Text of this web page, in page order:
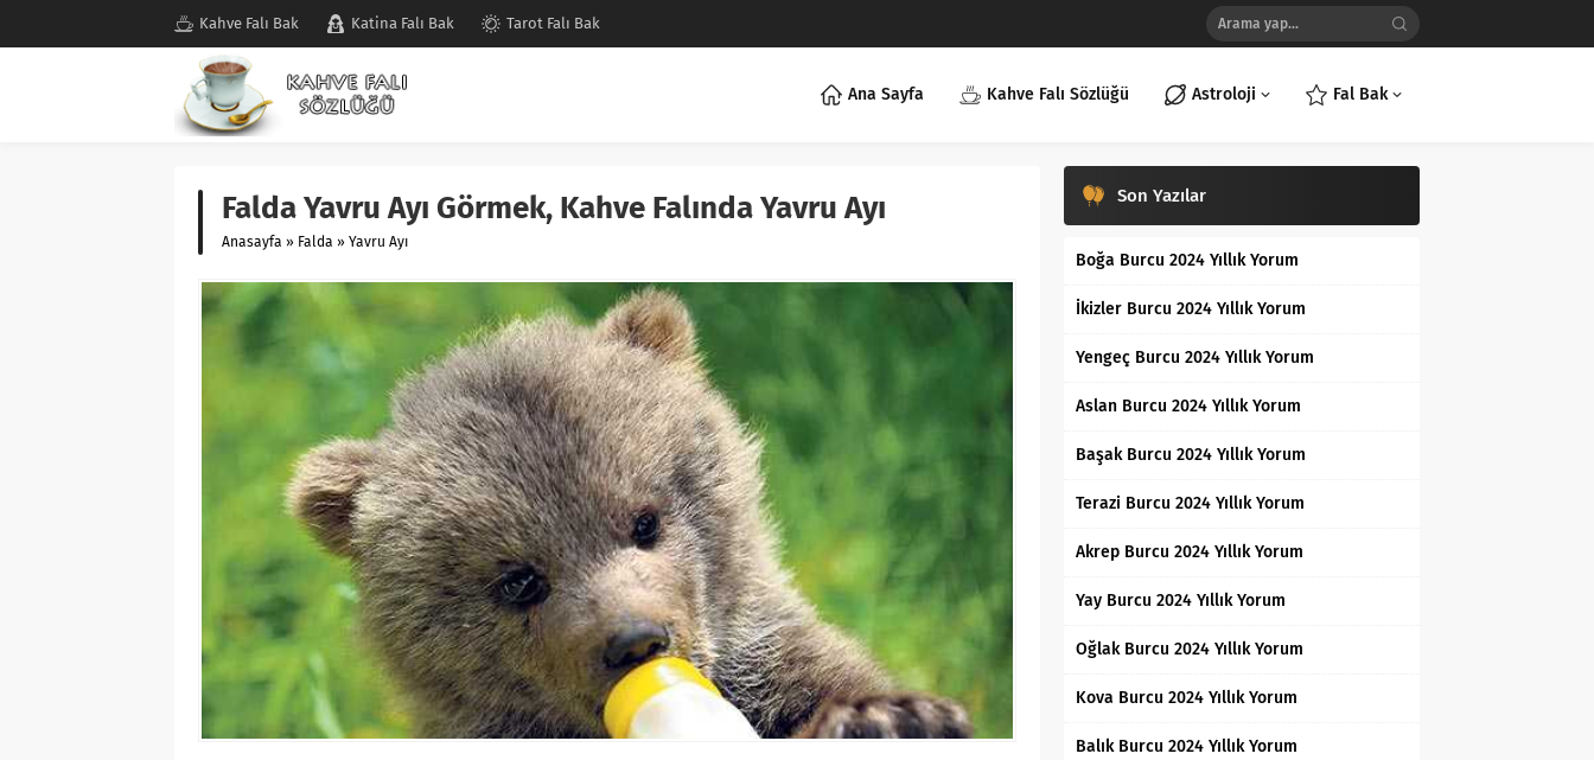
Kahve Falı Bak Katina Falı Bak Tarot Falı Bak
Ana Sayfa Kahve Falı Sözlüğü Astroloji Fal Bak
Falda Yavru Ayı Görmek, Kahve Falında Yavru Ayı
Anasayfa » Falda » Yavru Ayı
Son Yazılar
Boğa Burcu 2024 Yıllık Yorum
İkizler Burcu 2024 Yıllık Yorum
Yengeç Burcu 2024 Yıllık Yorum
Aslan Burcu 2024 Yıllık Yorum
Başak Burcu 2024 Yıllık Yorum
Terazi Burcu 2024 Yıllık Yorum
Akrep Burcu 2024 Yıllık Yorum
Yay Burcu 2024 Yıllık Yorum
Oğlak Burcu 2024 Yıllık Yorum
Kova Burcu 2024 Yıllık Yorum
Balık Burcu 2024 Yıllık Yorum